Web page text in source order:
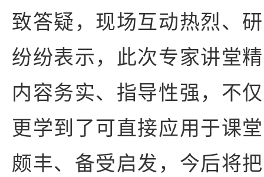
致答疑，现场互动热烈、
纷纷表示，此次专家讲堂
内容务实、指导性强，不
更学到了可直接应用于课
颇丰、备受启发，今后将